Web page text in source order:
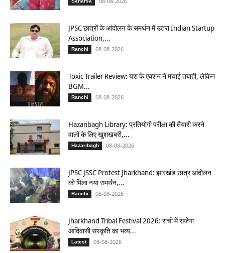
JPSC छात्रों के आंदोलन के समर्थन में उतरा Indian Startup
Association,...
Ranchi 08-08-2026
Toxic Trailer Review: यश के एक्शन ने मचाई तबाही, लेकिन
BGM...
Ranchi 08-08-2026
Hazaribagh Library: प्रतियोगी परीक्षा की तैयारी करने
वालों के लिए खुशखबरी,...
Hazaribagh 08-08-2026
JPSC JSSC Protest Jharkhand: झारखंड छात्र आंदोलन
को मिला नया समर्थन,...
Ranchi 08-08-2026
Jharkhand Tribal Festival 2026: रांची में सजेगा
आदिवासी संस्कृति का भव्य...
Latest 08-08-2026